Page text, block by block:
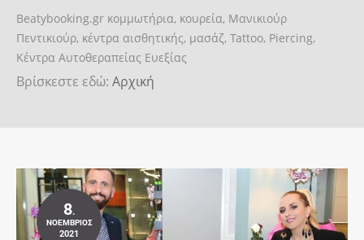
Beatybooking.gr κομμωτήρια, κουρεία, Μανικιούρ
Πεντικιούρ, κέντρα αισθητικής, μασάζ, Tattoo, Piercing,
Κέντρα Αυτοθεραπείας Ευεξίας
Βρίσκεστε εδώ: Αρχική
8.
ΝΟΈΜΒΡΙΟΣ
2021